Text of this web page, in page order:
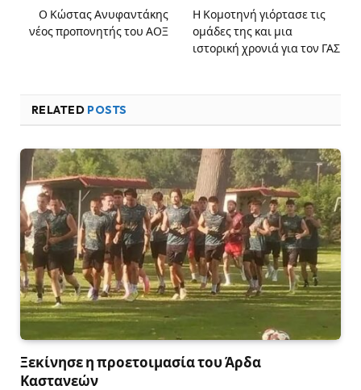
Ο Κώστας Ανυφαντάκης
νέος προπονητής του ΑΟΞ
Η Κομοτηνή γιόρτασε τις
ομάδες της και μια
ιστορική χρονιά για τον ΓΑΣ
RELATED POSTS
Ξεκίνησε η προετοιμασία του Άρδα
Καστανεών